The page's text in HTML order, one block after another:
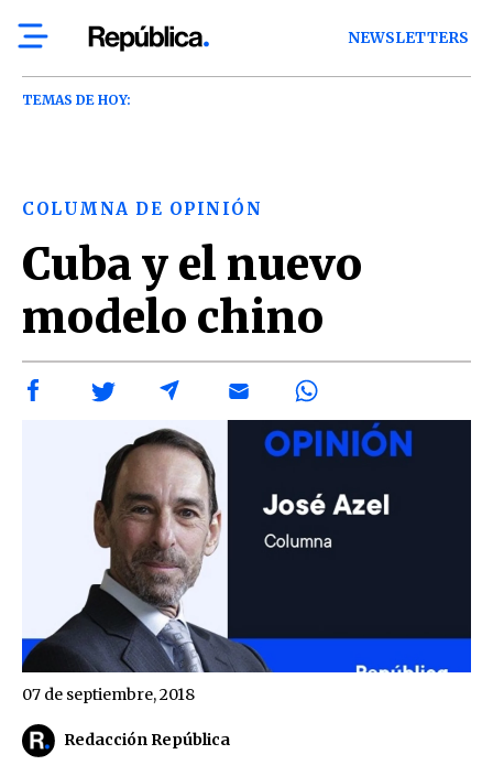
NEWSLETTERS
TEMAS DE HOY:
COLUMNA DE OPINIÓN
Cuba y el nuevo
modelo chino
Redacción República
07 de septiembre, 2018